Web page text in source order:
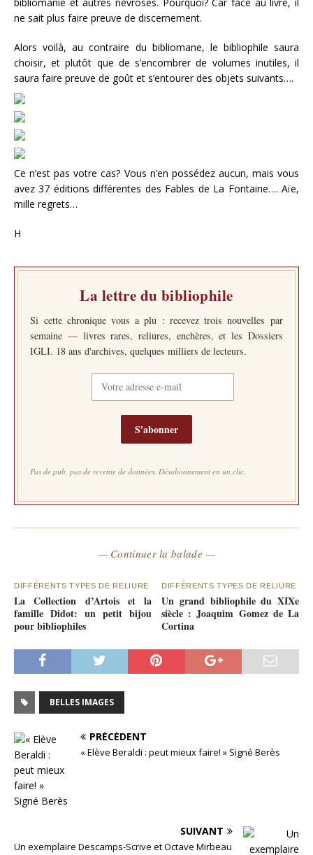
ne sait plus faire preuve de discernement.
Alors voilà, au contraire du bibliomane, le bibliophile saura
choisir, et plutôt que de s’encombrer de volumes inutiles, il
saura faire preuve de goût et s’entourer des objets suivants….
Ce n’est pas votre cas? Vous n’en possédez aucun, mais vous
avez 37 éditions différentes des Fables de La Fontaine…. Aïe,
mille regrets…
H
La lettre du bibliophile
Si cette chronique vous a plu : recevez trois nouvelles par
semaine — livres rares, reliures, enchères, et les Dossiers
IGLI. 18 ans d'archives, quelques milliers de lecteurs.
S'abonner
Pas de pub, pas de revente de données. Désabonnement en un clic.
— Continuer la balade —
DIFFÉRENTS TYPES DE RELIURE
La Collection d’Artois et la
famille Didot: un petit bijou
pour bibliophiles
DIFFÉRENTS TYPES DE RELIURE
Un grand bibliophile du XIXe
siècle : Joaquim Gomez de La
Cortina
BELLES IMAGES
PRÉCÉDENT
« Elève Beraldi : peut mieux faire! » Signé Berès
SUIVANT
Un exemplaire Descamps-Scrive et Octave Mirbeau